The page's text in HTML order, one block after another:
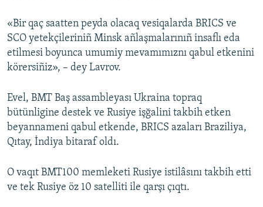
«Bir qaç saatten peyda olacaq vesiqalarda BRICS ve
SCO yetekçileriniñ Minsk añlaşmalarınıñ insaflı eda
etilmesi boyunca umumiy mevamımıznı qabul etkenini
körersiñiz», – dey Lavrov.
Evel, BMT Baş assambleyası Ukraina topraq
bütünligine destek ve Rusiye işğalini takbih etken
beyannameni qabul etkende, BRICS azaları Braziliya,
Qıtay, İndiya bitaraf oldı.
O vaqıt BMT100 memleketi Rusiye istilâsını takbih etti
ve tek Rusiye öz 10 satelliti ile qarşı çıqtı.